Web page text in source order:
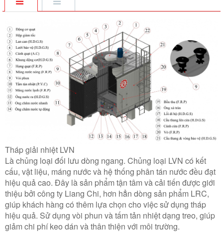
Tháp giải nhiệt LVN
Là chủng loại đối lưu dòng ngang. Chủng loại LVN có kết
cấu, vật liệu, máng nước và hệ thống phân tán nước đều đạt
hiệu quả cao. Đây là sản phẩm tận tâm và cải tiến được giới
thiệu bởi công ty Liang Chi, hơn hẳn dòng sản phẩm LRC,
giúp khách hàng có thêm lựa chọn cho việc sử dụng tháp
hiệu quả. Sử dụng vòi phun và tấm tản nhiệt dạng treo, giúp
giảm chi phí keo dán và thân thiện với môi trường.